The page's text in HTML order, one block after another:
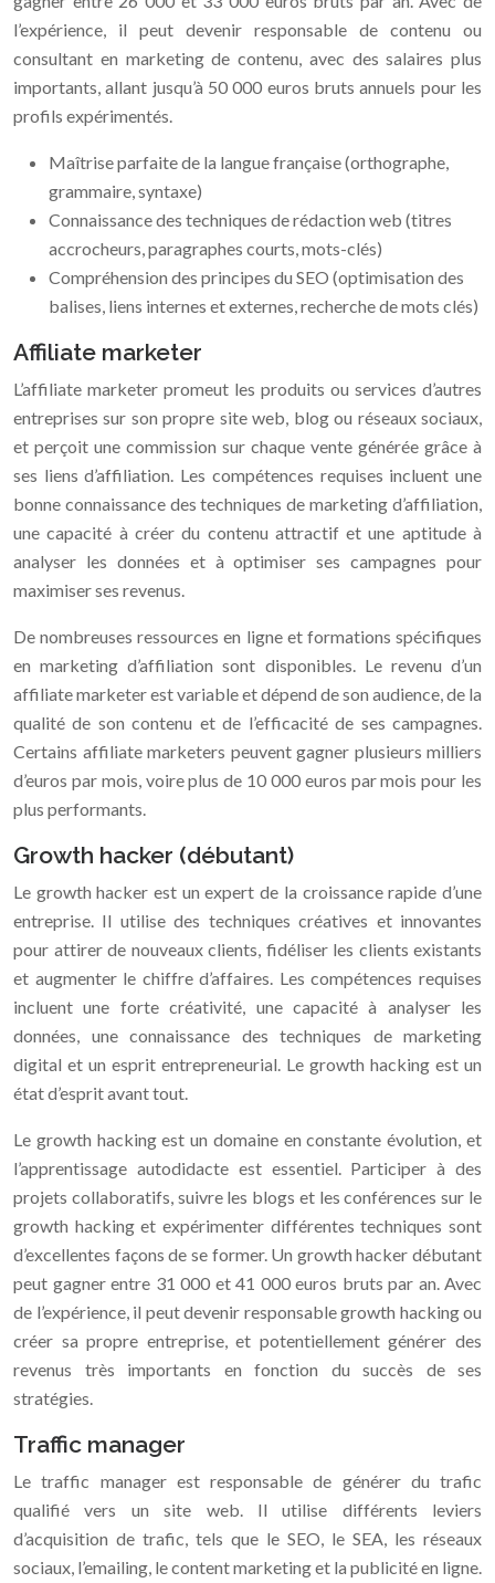
l’expérience, il peut devenir responsable de contenu ou
consultant en marketing de contenu, avec des salaires plus
importants, allant jusqu’à 50 000 euros bruts annuels pour les
profils expérimentés.
Maîtrise parfaite de la langue française (orthographe,
grammaire, syntaxe)
Connaissance des techniques de rédaction web (titres
accrocheurs, paragraphes courts, mots-clés)
Compréhension des principes du SEO (optimisation des
balises, liens internes et externes, recherche de mots clés)
Affiliate marketer
L’affiliate marketer promeut les produits ou services d’autres
entreprises sur son propre site web, blog ou réseaux sociaux,
et perçoit une commission sur chaque vente générée grâce à
ses liens d’affiliation. Les compétences requises incluent une
bonne connaissance des techniques de marketing d’affiliation,
une capacité à créer du contenu attractif et une aptitude à
analyser les données et à optimiser ses campagnes pour
maximiser ses revenus.
De nombreuses ressources en ligne et formations spécifiques
en marketing d’affiliation sont disponibles. Le revenu d’un
affiliate marketer est variable et dépend de son audience, de la
qualité de son contenu et de l’efficacité de ses campagnes.
Certains affiliate marketers peuvent gagner plusieurs milliers
d’euros par mois, voire plus de 10 000 euros par mois pour les
plus performants.
Growth hacker (débutant)
Le growth hacker est un expert de la croissance rapide d’une
entreprise. Il utilise des techniques créatives et innovantes
pour attirer de nouveaux clients, fidéliser les clients existants
et augmenter le chiffre d’affaires. Les compétences requises
incluent une forte créativité, une capacité à analyser les
données, une connaissance des techniques de marketing
digital et un esprit entrepreneurial. Le growth hacking est un
état d’esprit avant tout.
Le growth hacking est un domaine en constante évolution, et
l’apprentissage autodidacte est essentiel. Participer à des
projets collaboratifs, suivre les blogs et les conférences sur le
growth hacking et expérimenter différentes techniques sont
d’excellentes façons de se former. Un growth hacker débutant
peut gagner entre 31 000 et 41 000 euros bruts par an. Avec
de l’expérience, il peut devenir responsable growth hacking ou
créer sa propre entreprise, et potentiellement générer des
revenus très importants en fonction du succès de ses
stratégies.
Traffic manager
Le traffic manager est responsable de générer du trafic
qualifié vers un site web. Il utilise différents leviers
d’acquisition de trafic, tels que le SEO, le SEA, les réseaux
sociaux, l’emailing, le content marketing et la publicité en ligne.